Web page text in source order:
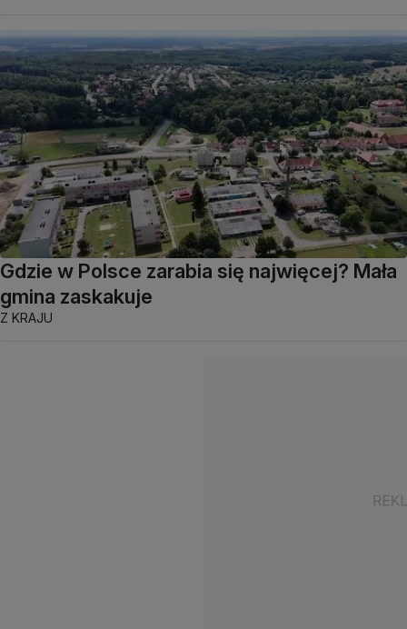
Gdzie w Polsce zarabia się najwięcej? Mała
gmina zaskakuje
Z KRAJU